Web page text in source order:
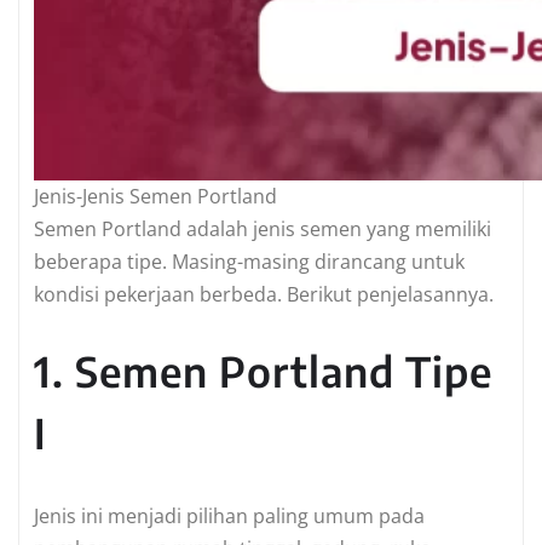
Jenis-Jenis Semen Portland
Semen Portland adalah jenis semen yang memiliki
beberapa tipe. Masing-masing dirancang untuk
kondisi pekerjaan berbeda. Berikut penjelasannya.
1. Semen Portland Tipe
I
Jenis ini menjadi pilihan paling umum pada